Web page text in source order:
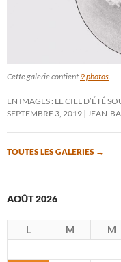
Cette galerie contient 9 photos.
EN IMAGES : LE CIEL D’ÉTÉ
SEPTEMBRE 3, 2019 JEAN-
TOUTES LES GALERIES →
AOÛT 2026
L M M